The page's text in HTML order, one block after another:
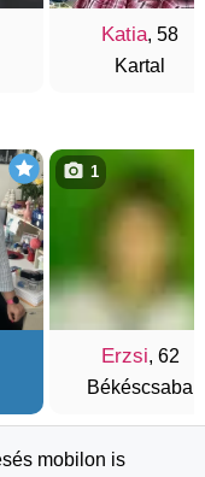
Katia, 58
Kartal
Erzsi, 62
Békéscsaba
1
mobilon is